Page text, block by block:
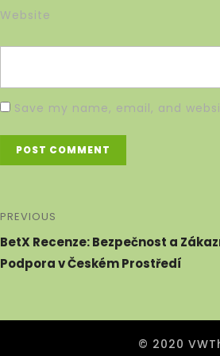
Website
Save my name, email, and
PREVIOUS
BetX Recenze: Bezpečnost a
Podpora v Českém Prostředí
© 2020